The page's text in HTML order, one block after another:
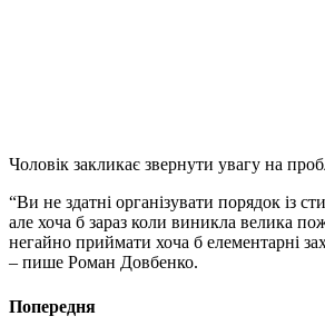
Чоловік закликає звернути увагу на
“Ви не здатні організувати порядок із
але хоча б зараз коли виникла велика
негайно приймати хоча б елементарні
– пише Роман Довбенко.
Попередня